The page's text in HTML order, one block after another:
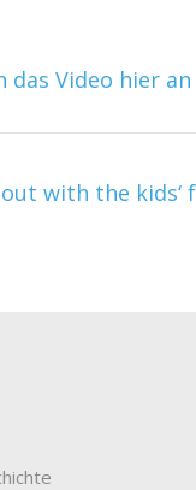
das Video hier an
with the kids‘